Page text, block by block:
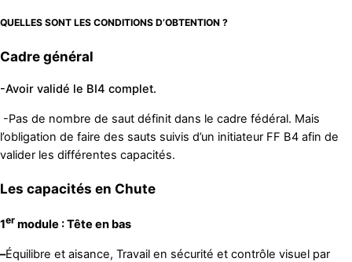
QUELLES SONT LES CONDITIONS D’OBTENTION ?
Cadre général
-Avoir validé le BI4 complet.
-Pas de nombre de saut définit dans le cadre fédéral. Mais
l’obligation de faire des sauts suivis d’un initiateur FF B4 afin de
valider les différentes capacités.
Les capacités en Chute
1er module : Tête en bas
–Équilibre et aisance, Travail en sécurité et contrôle visuel par